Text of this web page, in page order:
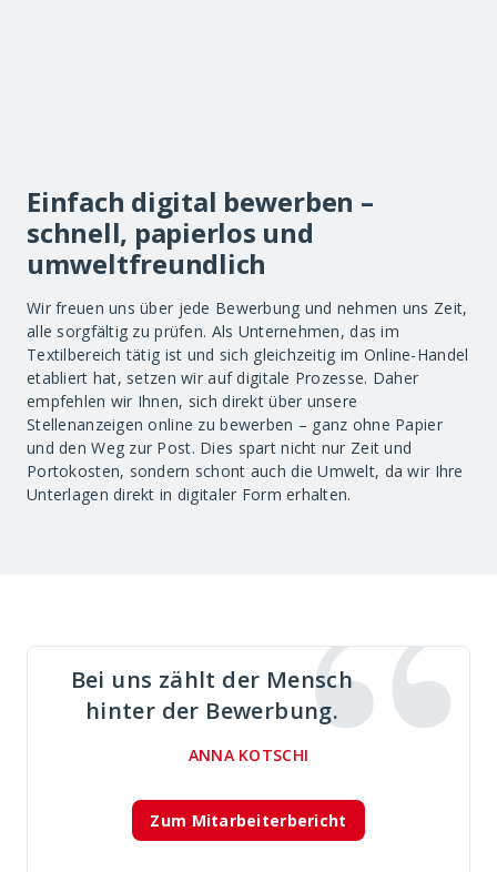
Einfach digital bewerben –
schnell, papierlos und
umweltfreundlich
Wir freuen uns über jede Bewerbung und nehmen uns Zeit,
alle sorgfältig zu prüfen. Als Unternehmen, das im
Textilbereich tätig ist und sich gleichzeitig im Online-Handel
etabliert hat, setzen wir auf digitale Prozesse. Daher
empfehlen wir Ihnen, sich direkt über unsere
Stellenanzeigen online zu bewerben – ganz ohne Papier
und den Weg zur Post. Dies spart nicht nur Zeit und
Portokosten, sondern schont auch die Umwelt, da wir Ihre
Unterlagen direkt in digitaler Form erhalten.
Bei uns zählt der Mensch
hinter der Bewerbung.
ANNA KOTSCHI
Zum Mitarbeiterbericht